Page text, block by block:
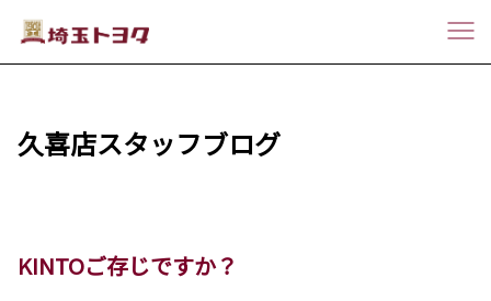
久喜店スタッフブログ
KINTOご存じですか？